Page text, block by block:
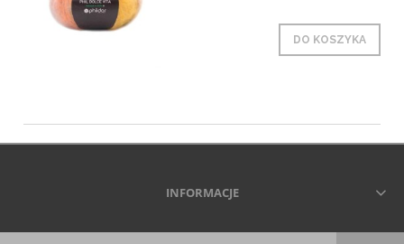
DO KOSZYKA
INFORMACJE